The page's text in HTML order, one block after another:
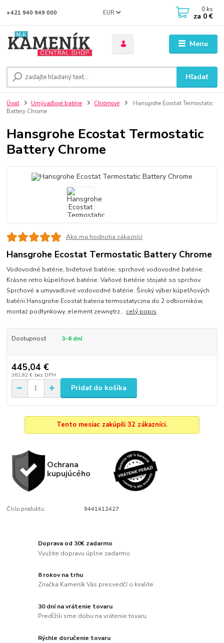
Menu
EUR
Hľadať
+421 940 949 000 0 ks
za 0 €
Úvod Umývadlové batérie Chrómové
Hansgrohe Ecostat Termostatic
Battery Chrome
Hansgrohe Ecostat Termostatic
Battery Chrome
Ako ma hodnotia zákazníci
Hansgrohe Ecostat Termostatic Battery Chrome
Vodovodné batérie, bidetové batérie, sprchové vodovodné batérie.
Krásne retro kúpelňové batérie. Vaňové betérie stojaté so sprchov.
Sprchové a umyvadlové vodovodné batérie. Široký výber kúpeľňových
batérii.Hansgrohe Ecostat bateria termostatyczna do 2 odbiorników,
montaż podtynkowy, element zewnętrz... celý popis
Dostupnosť 3-6 dní
445,04 €
361,82 € bez DPH
Pridať do košíka
Tento mesiac zakúpili 32 zákazníci.
Ochrana
kupujúcého
Číslo produktu: 9441412427
Doprava od 30€ zadarmo
Využite dopravu úplne zadarmo
8 rokov na trhu
Značka Kameník Vás presvedčí o kvalite
30 dní na vrátenie tovaru
Predĺžili sme dobu na vrátenie tovaru
Rýchle doručenie tovaru